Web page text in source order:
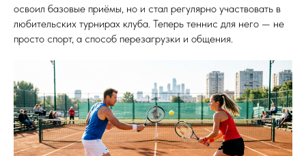
освоил базовые приёмы, но и стал регулярно участвовать в
любительских турнирах клуба. Теперь теннис для него — не
просто спорт, а способ перезагрузки и общения.